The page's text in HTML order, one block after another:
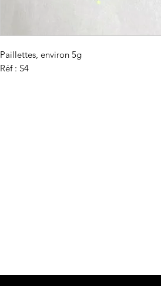
Paillettes, environ 5g
Réf : S4